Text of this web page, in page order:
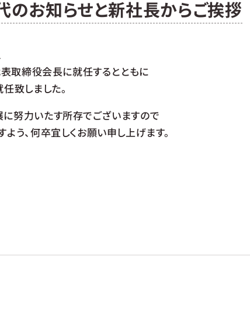
お知らせと新社長からご挨拶
取締役会長に就任するとともに
致しました。
努力いたす所存でございますので
う、何卒宜しくお願い申し上げます。